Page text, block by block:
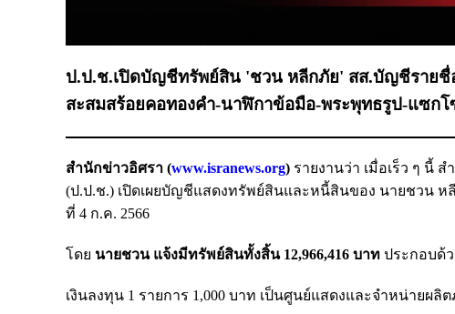
ป.ป.ช.เปิดบัญชีทรัพย์สิน 'ชวน หลีกภัย' สส.บัญชีรายชื่
สะสมสร้อยคอทองคำ-นาฬิกาข้อมือ-พระพุทธรูป-แซกโ
สำนักข่าวอิศรา (www.isranews.org) รายงานว่า เมื่อเร็ว ๆ นี้
(ป.ป.ช.) เปิดเผยบัญชีแสดงทรัพย์สินและหนี้สินของ นายชวน
ที่ 4 ก.ค. 2566
โดย นายชวน แจ้งมีทรัพย์สินทั้งสิ้น 12,966,416 บาท ประกอบด้ว
เงินลงทุน 1 รายการ 1,000 บาท เป็นศูนย์แสดงและจำหน่ายผ